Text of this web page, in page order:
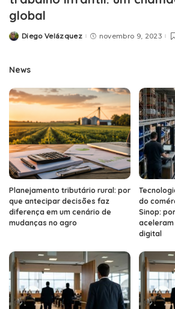
global
PostedDiego Velázquez novembro 9, 2023
News
Planejamento tributário rural: por
que antecipar decisões faz
diferença em um cenário de
mudanças no agro
do
Sinop:
digital